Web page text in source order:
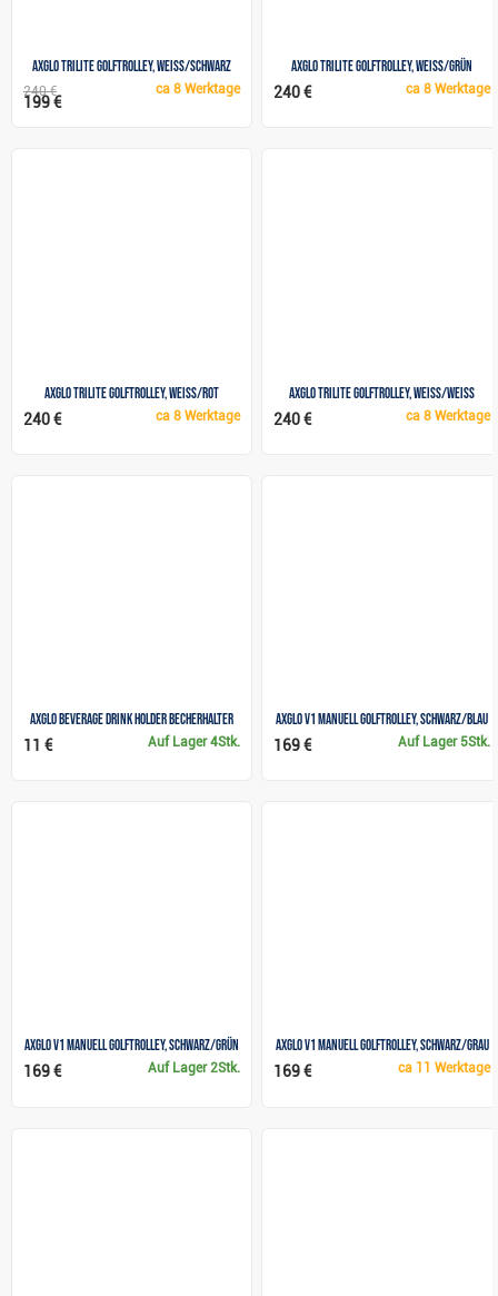
Axglo Trilite Golftrolley, weiss/schwarz
ca8 Werktage
240 €
199 €
Axglo TriLite Golftrolley, weiss/grün
ca8 Werktage
240 €
Axglo TriLite Golftrolley, weiss/rot
ca8 Werktage
240 €
Axglo Trilite Golftrolley, weiss/weiss
ca8 Werktage
240 €
Axglo Beverage Drink Holder Becherhalter
Auf Lager4Stk.
11 €
Axglo V1 Manuell Golftrolley, schwarz/blau
Auf Lager 5Stk.
169 €
Axglo V1 Manuell Golftrolley, schwarz/grün
Auf Lager2Stk.
169 €
Axglo V1 Manuell Golftrolley, schwarz/grau
ca 11 Werktage
169 €